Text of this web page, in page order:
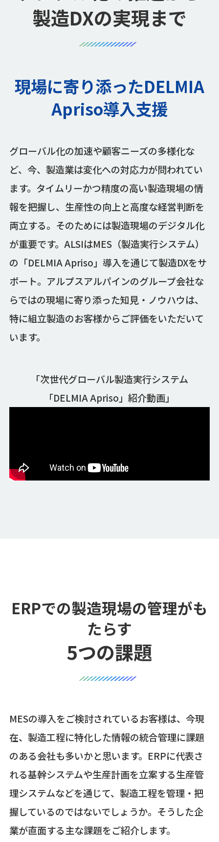
製造DXの実現まで
現場に寄り添ったDELMIA
Apriso導入支援
グローバル化の加速や顧客ニーズの多様化な
ど、今、製造業は変化への対応力が問われてい
ます。タイムリーかつ精度の高い製造現場の情
報を把握し、生産性の向上と高度な経営判断を
両立する。そのためには製造現場のデジタル化
が重要です。ALSIはMES（製造実行システム）
の「DELMIA Apriso」導入を通じて製造DXをサ
ポート。アルプスアルパインのグループ会社な
らではの現場に寄り添った知見・ノウハウは、
特に組立製造のお客様からご評価をいただいて
います。
「次世代グローバル製造実行システム
「DELMIA Apriso」紹介動画」
ERPでの製造現場の管理がも
たらす
5つの課題
MESの導入をご検討されているお客様は、今現
在、製造工程に特化した情報の統合管理に課題
のある会社も多いかと思います。ERPに代表さ
れる基幹システムや生産計画を立案する生産管
理システムなどを通じて、製造工程を管理・把
握しているのではないでしょうか。そうした企
業が直面する主な課題をご紹介します。